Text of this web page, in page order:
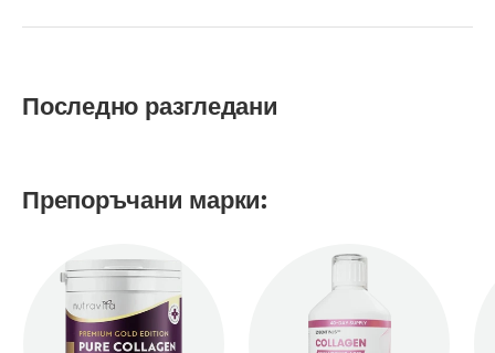
Последно разгледани
Препоръчани марки: